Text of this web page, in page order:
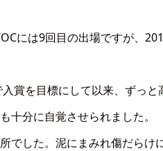
には9回目の出場ですが、
賞を目標にして以来、ずっ
十分に自覚させられました。
でした。泥にまみれ傷だら